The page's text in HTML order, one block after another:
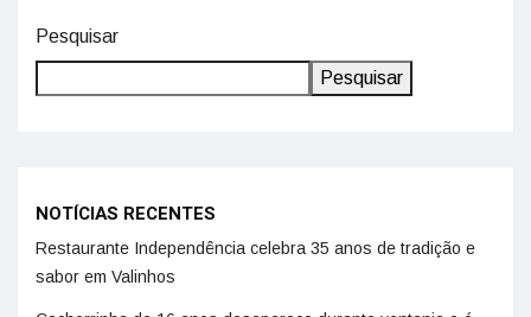
Pesquisar
Pesquisar
NOTÍCIAS RECENTES
Restaurante Independência celebra 35 anos de tradição e
sabor em Valinhos